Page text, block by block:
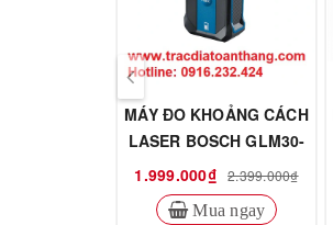
MÁY ĐO KHOẢNG CÁCH
LASER BOSCH GLM30-
23
1.999.000₫ 2.399.000₫
Mua ngay